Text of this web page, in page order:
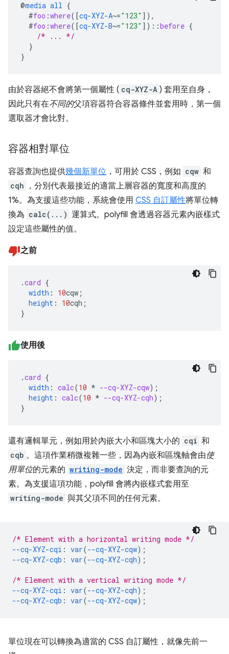
@media all {
#foo :where([cq-XYZ-A~="123" ]),
#foo :where([cq-XYZ-B~="123" ]) ::before {
/* ... */
}
}
由於容器絕不會將第一個屬性 ( cq-XYZ-A ) 套用至自身，
因此只有在不同的父項容器符合容器條件並套用時，第一個
選取器才會比對。
容器相對單位
容器查詢也提供幾個新單位 ，可用於 CSS，例如 cqw 和
cqh
，分別代表最接近的適當上層容器的寬度和高度的
1%。為支援這些功能，系統會使用 CSS 自訂屬性將單位轉
換為 calc(...) 運算式。polyfill 會透過容器元素內嵌樣式
設定這些屬性的值。
之前
.card {
width : 10cqw ;
height : 10cqh ;
}
使用後
.card {
width : calc(10 * --cq-XYZ-cqw);
height : calc(10 * --cq-XYZ-cqh);
}
還有邏輯單元，例如用於內嵌大小和區塊大小的 cqi 和
cqb 。這項作業稍微複雜一些，因為內嵌和區塊軸會由使
用單位的元素的 writing-mode 決定，而非要查詢的元
素。為支援這項功能，polyfill 會將內嵌樣式套用至
writing-mode 與其父項不同的任何元素。
/* Element with a horizontal writing mode */
--cq-XYZ-cqi : var(--cq-XYZ-cqw);
--cq-XYZ-cqb : var(--cq-XYZ-cqh);
/* Element with a vertical writing mode */
--cq-XYZ-cqi : var(--cq-XYZ-cqh);
--cq-XYZ-cqb : var(--cq-XYZ-cqw);
單位現在可以轉換為適當的 CSS 自訂屬性，就像先前一